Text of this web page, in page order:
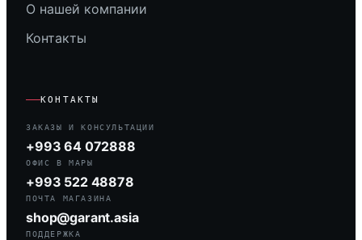
О нашей компании
Контакты
КОНТАКТЫ
ЗАКАЗЫ И КОНСУЛЬТАЦИИ
+993 64 072888
ОФИС В МАРЫ
+993 522 48878
ПОЧТА МАГАЗИНА
shop@garant.asia
ПОДДЕРЖКА